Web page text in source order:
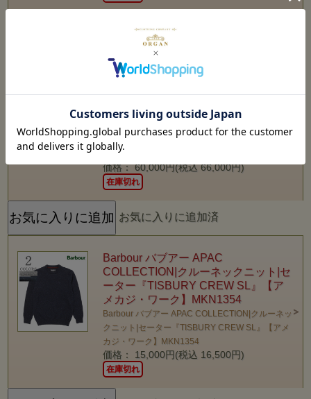
お気に入りに追加済
Barbour バブアー オイルドコットン|
『BEAUFORT WAX JACKET』【ア
メカジ・ワーク】MWX0017
Barbour バブアー オイルドコットン|ブルゾン|ビュ
ーフォート『BEAUFORT WAX JACKET』【アメ
カジ・ワーク】MWX0017
価格： 60,000円(税込 66,000円)
在庫切れ
お気に入りに追加済
Barbour バブアー APAC
COLLECTION|クルーネックニット|セ
ーター『TISBURY CREW SL』【ア
メカジ・ワーク】MKN1354
Barbour バブアー APAC COLLECTION|クルーネッ
クニット|セーター『TISBURY CREW SL』【アメ
カジ・ワーク】MKN1354
価格： 15,000円(税込 16,500円)
在庫切れ